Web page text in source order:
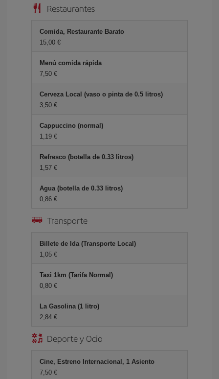
Restaurantes
Comida, Restaurante Barato
15,00 €
Menú comida rápida
7,50 €
Cerveza Local (vaso o pinta de 0.5 litros)
3,50 €
Cappuccino (normal)
1,19 €
Refresco (botella de 0.33 litros)
1,57 €
Agua (botella de 0.33 litros)
0,86 €
Transporte
Billete de Ida (Transporte Local)
1,05 €
Taxi 1km (Tarifa Normal)
0,80 €
La Gasolina (1 litro)
2,84 €
Deporte y Ocio
Cine, Estreno Internacional, 1 Asiento
7,50 €